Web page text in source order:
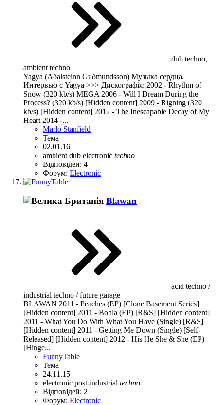
dub techno,
ambient techno
Yagya (Aðalsteinn Guðmundsson) Музыка сердца.
Интервью с Yagya >>> Дискографія: 2002 - Rhythm of
Snow (320 kb/s) MEGA 2006 - Will I Dream During the
Process? (320 kb/s) [Hidden content] 2009 - Rigning (320
kb/s) [Hidden content] 2012 - The Inescapable Decay of My
Heart 2014 -...
Marlo Stanfield
Тема
02.01.16
ambient dub electronic techno
Відповідей: 4
Форум: Electronic
Blawan
acid techno /
industrial techno / future garage
BLAWAN 2011 - Peaches (EP) [Clone Basement Series]
[Hidden content] 2011 - Bohla (EP) [R&S] [Hidden content]
2011 - What You Do With What You Have (Single) [R&S]
[Hidden content] 2011 - Getting Me Down (Single) [Self-
Released] [Hidden content] 2012 - His He She & She (EP)
[Hinge...
FunnyTable
Тема
24.11.15
electronic post-industrial techno
Відповідей: 2
Форум: Electronic